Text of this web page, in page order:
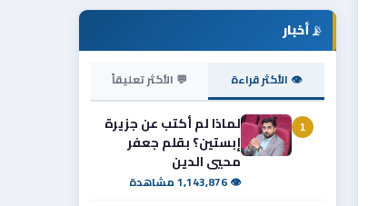
📡أخبار
👁 الأكثر قراءة 💬 الأكثر تعليقاً
1
لماذا لم أكتب عن جزيرة
إبستين؟ بقلم جعفر
محيي الدين
👁 1,143,876 مشاهدة